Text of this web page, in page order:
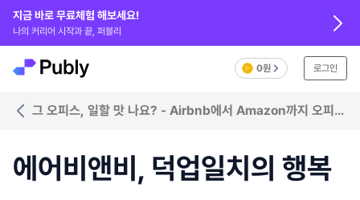
지금 바로 무료체험 해보세요!
나의 커리어 시작과 끝, 퍼블리
0원 로그인
그 오피스, 일할 맛 나요? - Airbnb에서 Amazon까지 오피스
에어비앤비, 덕업일치의 행복